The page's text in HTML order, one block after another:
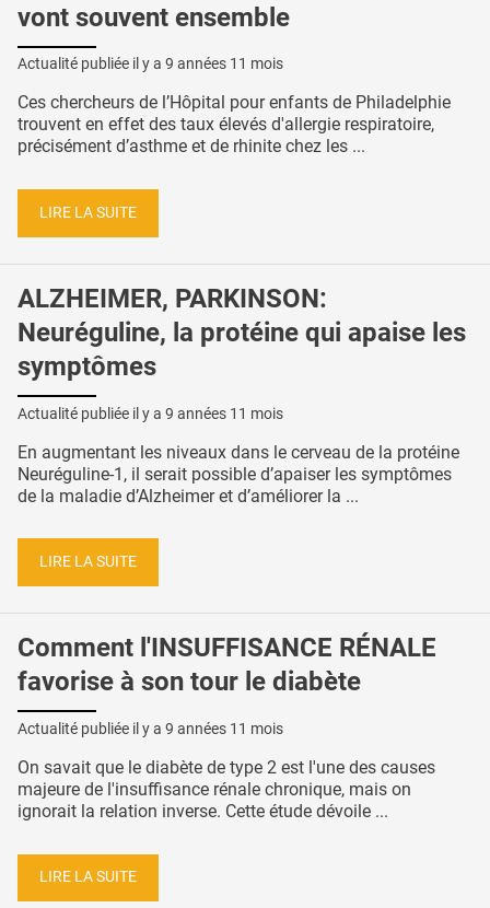
vont souvent ensemble
Actualité publiée il y a 9 années 11 mois
Ces chercheurs de l’Hôpital pour enfants de Philadelphie
trouvent en effet des taux élevés d'allergie respiratoire,
précisément d’asthme et de rhinite chez les ...
LIRE LA SUITE
ALZHEIMER, PARKINSON:
Neuréguline, la protéine qui apaise les
symptômes
Actualité publiée il y a 9 années 11 mois
En augmentant les niveaux dans le cerveau de la protéine
Neuréguline-1, il serait possible d’apaiser les symptômes
de la maladie d’Alzheimer et d’améliorer la ...
LIRE LA SUITE
Comment l'INSUFFISANCE RÉNALE
favorise à son tour le diabète
Actualité publiée il y a 9 années 11 mois
On savait que le diabète de type 2 est l'une des causes
majeure de l'insuffisance rénale chronique, mais on
ignorait la relation inverse. Cette étude dévoile ...
LIRE LA SUITE